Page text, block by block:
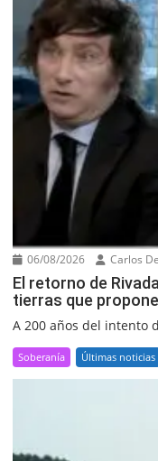
06/08/2026 Carlos
El retorno de
tierras que
A 200 años del intento
Soberanía Últimas noticias